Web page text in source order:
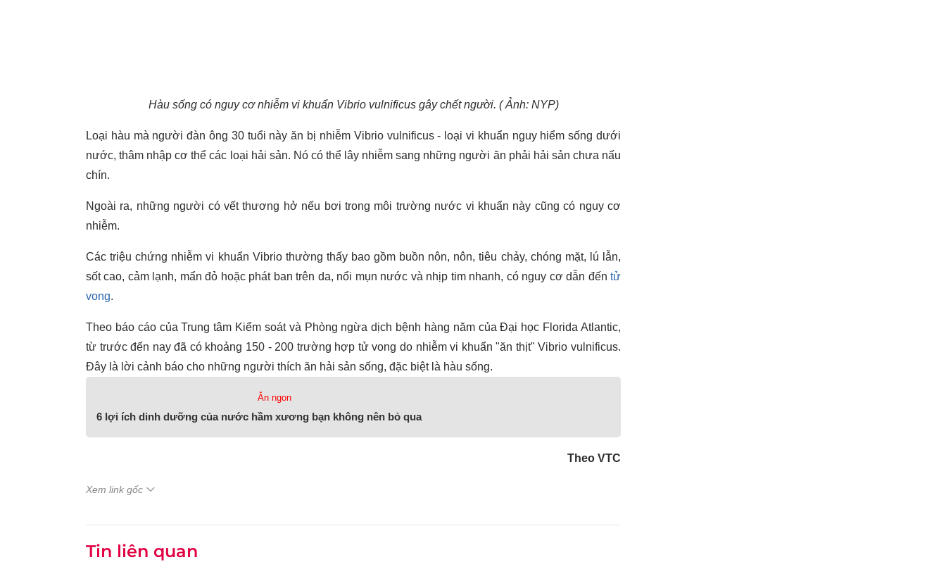
Hàu sống có nguy cơ nhiễm vi khuẩn Vibrio vulnificus gây chết người. ( Ảnh: NYP)
Loại hàu mà người đàn ông 30 tuổi này ăn bị nhiễm Vibrio vulnificus - loại vi khuẩn nguy hiểm sống dưới
nước, thâm nhập cơ thể các loại hải sản. Nó có thể lây nhiễm sang những người ăn phải hải sản chưa nấu
chín.
Ngoài ra, những người có vết thương hở nếu bơi trong môi trường nước vi khuẩn này cũng có nguy cơ
nhiễm.
Các triệu chứng nhiễm vi khuẩn Vibrio thường thấy bao gồm buồn nôn, nôn, tiêu chảy, chóng mặt, lú lẫn,
sốt cao, cảm lạnh, mẩn đỏ hoặc phát ban trên da, nổi mụn nước và nhịp tim nhanh, có nguy cơ dẫn đến tử
vong.
Theo báo cáo của Trung tâm Kiểm soát và Phòng ngừa dịch bệnh hàng năm của Đại học Florida Atlantic,
từ trước đến nay đã có khoảng 150 - 200 trường hợp tử vong do nhiễm vi khuẩn "ăn thịt" Vibrio vulnificus.
Đây là lời cảnh báo cho những người thích ăn hải sản sống, đặc biệt là hàu sống.
Ăn ngon
6 lợi ích dinh dưỡng của nước hầm xương bạn không nên bỏ qua
Theo VTC
Xem link gốc
Tin liên quan